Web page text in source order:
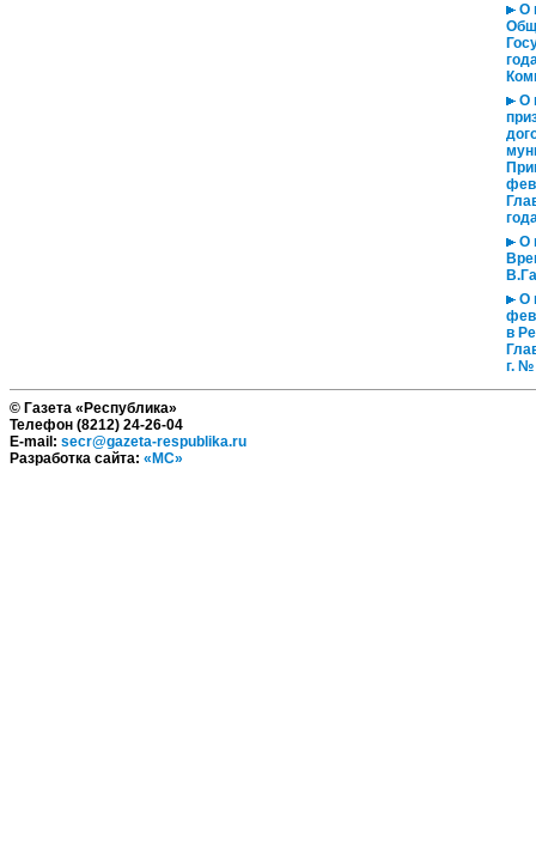
О
О
О
О
в
г. №
© Газета «Республика»
Телефон (8212) 24-26-04
E-mail: secr@gazeta-respublika.ru
Разработка сайта: «МС»